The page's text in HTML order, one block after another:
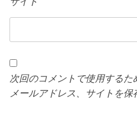
次回のコメントで使用するた
メールアドレス、サイトを保